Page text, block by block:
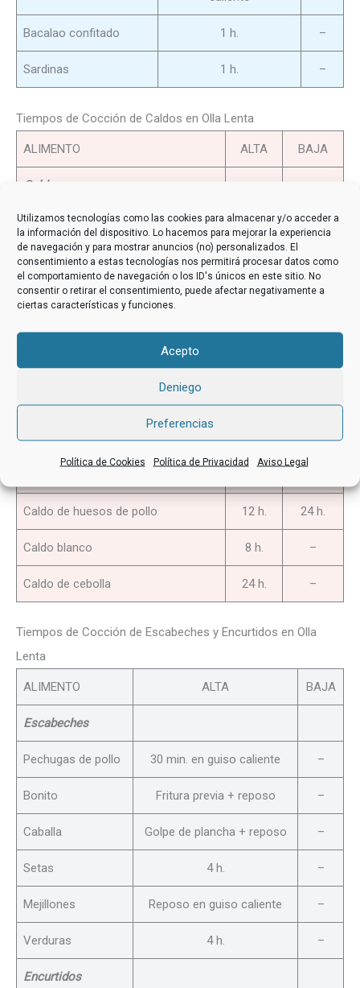
Utilizamos tecnologías como las cookies para almacenar y/o acceder a
la información del dispositivo. Lo hacemos para mejorar la experiencia
de navegación y para mostrar anuncios (no) personalizados. El
consentimiento a estas tecnologías nos permitirá procesar datos como
el comportamiento de navegación o los ID's únicos en este sitio. No
consentir o retirar el consentimiento, puede afectar negativamente a
ciertas características y funciones.
Acepto
Deniego
Preferencias
Política de Cookies Política de Privacidad Aviso Legal
Bacalao confitado 1 h. –
Sardinas 1 h. –
Tiempos de Cocción de Caldos en Olla Lenta
ALIMENTO ALTA BAJA
Caldos
Consomé 12 h. 24 h.
Caldo de pollo 8 h. 12 h.
Fumet de pescado 2 h. –
Consomé de huesos 12 h. 24 h.
Caldo de jamón 8 h. 16 h.
Caldo de verduras 20 h. –
Caldo de gallina 12 h. 24 h.
Caldo de huesos de pollo 12 h. 24 h.
Caldo blanco 8 h. –
Caldo de cebolla 24 h. –
Tiempos de Cocción de Escabeches y Encurtidos en Olla
Lenta
ALIMENTO ALTA BAJA
Escabeches
Pechugas de pollo 30 min. en guiso caliente –
Bonito Fritura previa + reposo –
Caballa Golpe de plancha + reposo –
Setas 4 h. –
Mejillones Reposo en guiso caliente –
Verduras 4 h. –
Encurtidos